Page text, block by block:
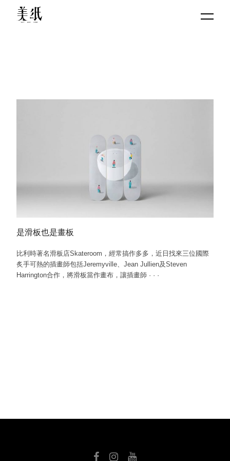
是滑板也是畫板
比利時著名滑板店Skateroom，經常搞作多多，近日找來三位國際
炙手可熱的插畫師包括Jeremyville、Jean Jullien及Steven
Harrington合作，將滑板當作畫布，讓插畫師 · · ·